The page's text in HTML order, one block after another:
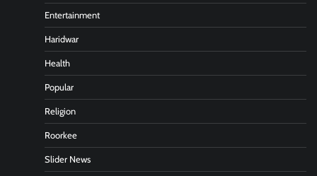
Entertainment
Haridwar
Health
Popular
Religion
Roorkee
Slider News